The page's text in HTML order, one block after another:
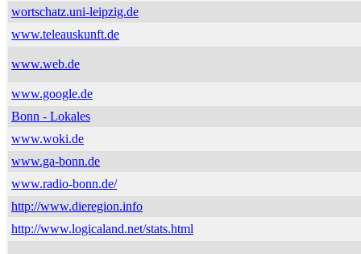
wortschatz.uni-leipzig.de
www.teleauskunft.de
www.web.de
www.google.de
Bonn - Lokales
www.woki.de
www.ga-bonn.de
www.radio-bonn.de/
http://www.dieregion.info
http://www.logicaland.net/stats.html